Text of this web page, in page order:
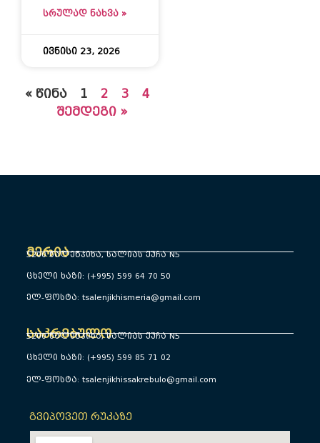
ᲡᲠᲣᲚᲐᲓ ᲜᲐᲮᲕᲐ »
ივნისი 23, 2026
« წინა 1 2 3
4
შემდეგი »
მერია
5200 წალენჯიხა, სალიას ქუჩა N5
ცხელი ხაზი: (+995) 599 64 70 50
ელ-ფოსტა: tsalenjikhismeria@gmail.com
საკრებულო
5200 წალენჯიხა, სალიას ქუჩა N5
ცხელი ხაზი: (+995) 599 85 71 02
ელ-ფოსტა: tsalenjikhissakrebulo@gmail.com
გვიპოვეთ რუკაზე